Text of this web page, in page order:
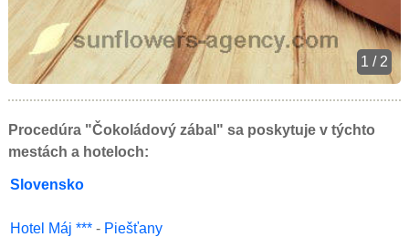
1 / 2
Procedúra "Čokoládový zábal" sa poskytuje v týchto
mestách a hoteloch:
Slovensko
Hotel Máj *** - Piešťany